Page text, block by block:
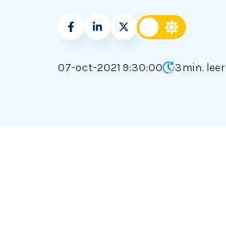
07-oct-2021 9:30:00 3min. leer